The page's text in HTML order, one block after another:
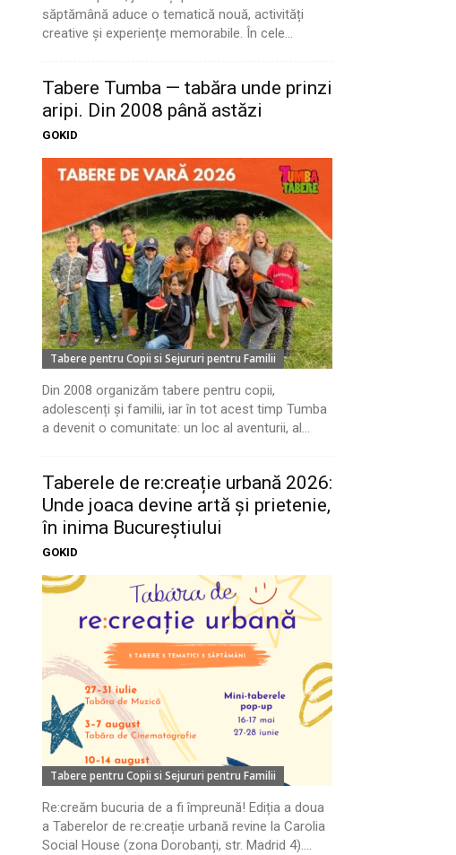
săptămână aduce o tematică nouă, activități
creative și experiențe memorabile. În cele...
Tabere Tumba — tabăra unde prinzi
aripi. Din 2008 până astăzi
GOKID
Tabere pentru Copii si Sejururi pentru Familii
Din 2008 organizăm tabere pentru copii,
adolescenți și familii, iar în tot acest timp Tumba
a devenit o comunitate: un loc al aventurii, al...
Taberele de re:creație urbană 2026:
Unde joaca devine artă și prietenie,
în inima Bucureștiului
GOKID
Tabere pentru Copii si Sejururi pentru Familii
Re:creăm bucuria de a fi împreună! Ediția a doua
a Taberelor de re:creație urbană revine la Carolia
Social House (zona Dorobanți, str. Madrid 4)....